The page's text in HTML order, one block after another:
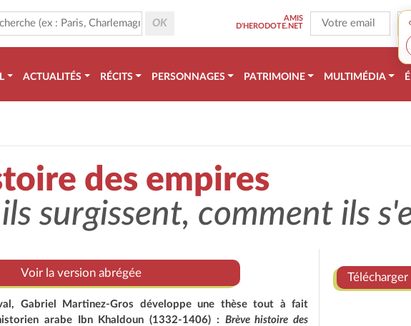
AMIS
D'HERODOTE.NET
ACTUALITÉS RÉCITS PERSONNAGES PATRIMOINE MULTIMÉDIA
des empires
surgissent, comment ils
Voir la version abrégée
Gabriel Martinez-Gros développe une thèse tout à fait
arabe Ibn Khaldoun (1332-1406) : Brève histoire des